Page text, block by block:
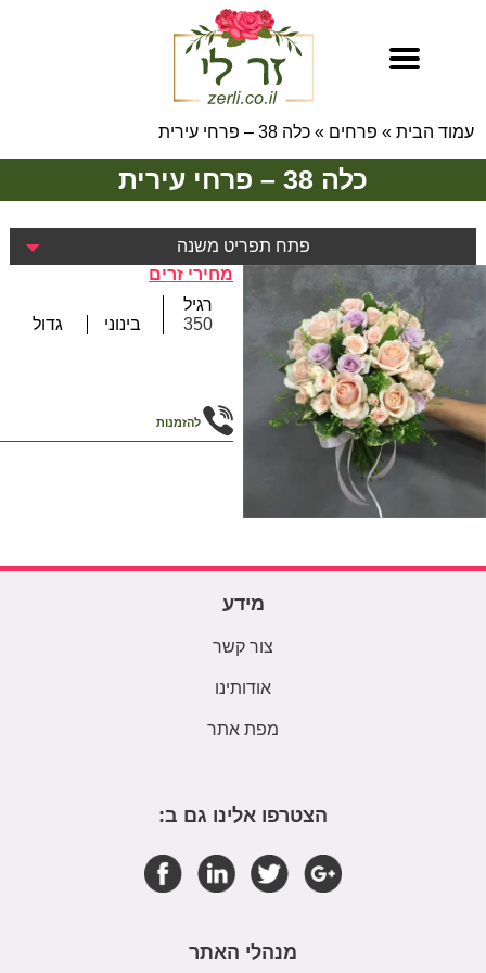
עמוד הבית » פרחים » כלה 38 – פרחי עירית
כלה 38 – פרחי עירית
פתח תפריט משנה
מחירי זרים
רגיל
350
בינוני גדול
להזמנות
מידע
צור קשר
אודותינו
מפת אתר
הצטרפו אלינו גם ב:
מנהלי האתר